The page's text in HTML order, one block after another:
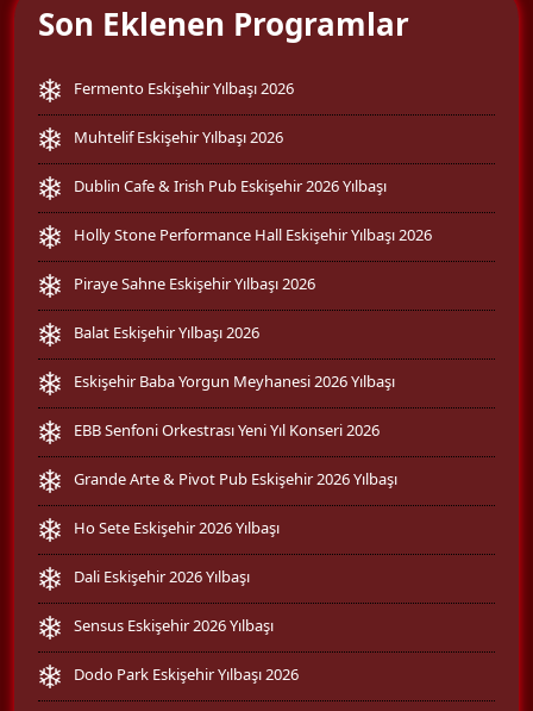
Son Eklenen Programlar
Fermento Eskişehir Yılbaşı 2026
Muhtelif Eskişehir Yılbaşı 2026
Dublin Cafe & Irish Pub Eskişehir 2026 Yılbaşı
Holly Stone Performance Hall Eskişehir Yılbaşı 2026
Piraye Sahne Eskişehir Yılbaşı 2026
Balat Eskişehir Yılbaşı 2026
Eskişehir Baba Yorgun Meyhanesi 2026 Yılbaşı
EBB Senfoni Orkestrası Yeni Yıl Konseri 2026
Grande Arte & Pivot Pub Eskişehir 2026 Yılbaşı
Ho Sete Eskişehir 2026 Yılbaşı
Dali Eskişehir 2026 Yılbaşı
Sensus Eskişehir 2026 Yılbaşı
Dodo Park Eskişehir Yılbaşı 2026